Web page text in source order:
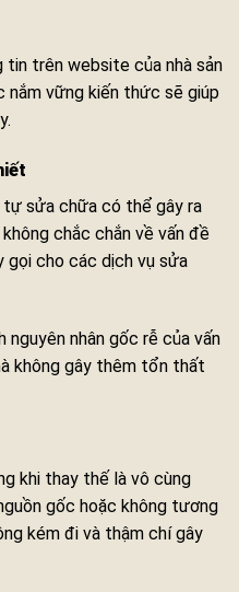
trên website của nhà sản
nắm vững kiến thức sẽ giúp
sửa chữa có thể gây ra
chắc chắn về vấn đề
gọi cho các dịch vụ sửa
nguyên nhân gốc rễ của vấn
không gây thêm tổn thất
khi thay thế là vô cùng
gốc hoặc không tương
kém đi và thậm chí gây